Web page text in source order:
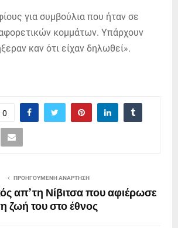
για συμβούλια που ήταν σε
κομμάτων. Υπάρχουν
καν ότι είχαν δηλωθεί».
0
ΠΡΟΗΓΟΎΜΕΝΗ ΑΝΆΡΤΗΣΗ
απ’ τη Νίβιτσα που αφιέρωσε
ζωή του στο έθνος